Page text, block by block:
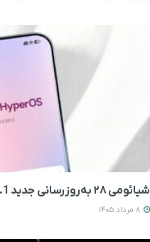
شیائومی ۲۸ به‌روزرسانی جدید HyperOS 3.1 را منتشر کرد